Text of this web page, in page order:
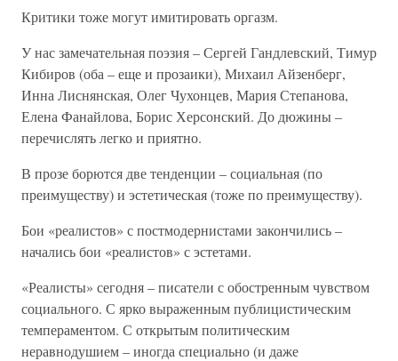
Критики тоже могут имитировать оргазм.
У нас замечательная поэзия – Сергей Гандлевский, Тимур
Кибиров (оба – еще и прозаики), Михаил Айзенберг,
Инна Лиснянская, Олег Чухонцев, Мария Степанова,
Елена Фанайлова, Борис Херсонский. До дюжины –
перечислять легко и приятно.
В прозе борются две тенденции – социальная (по
преимуществу) и эстетическая (тоже по преимуществу).
Бои «реалистов» с постмодернистами закончились –
начались бои «реалистов» с эстетами.
«Реалисты» сегодня – писатели с обостренным чувством
социального. С ярко выраженным публицистическим
темпераментом. С открытым политическим
неравнодушием – иногда специально (и даже